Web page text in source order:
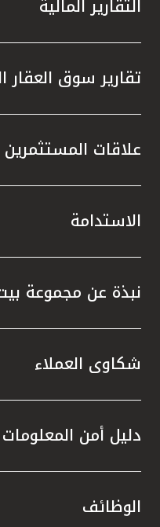
التقارير المالية
تقارير سوق العقار
علاقات المستثمرين
الاستدامة
نبذة عن مجموعة
شكاوى العملاء
دليل أمن المعلومات
الوظائف